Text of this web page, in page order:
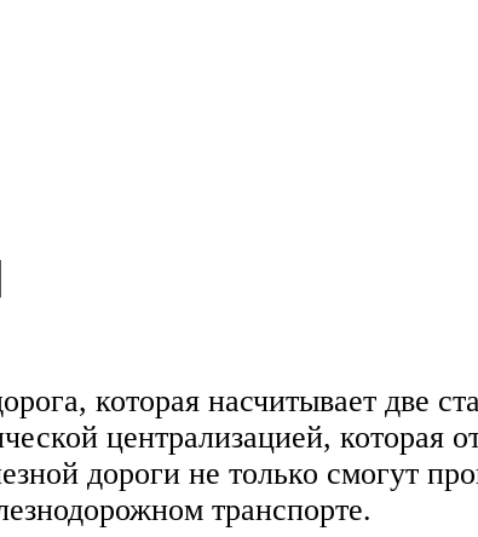
которая насчитывает две
централизацией, которая
дороги не только смогут
транспорте.